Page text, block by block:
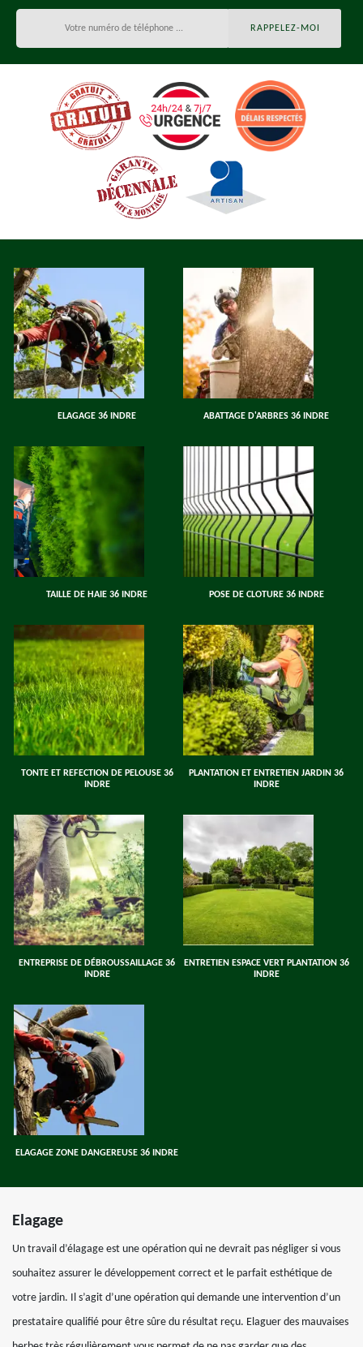
ELAGAGE 36 INDRE ABATTAGE D'ARBRES 36 INDRE
TAILLE DE HAIE 36 INDRE POSE DE CLOTURE 36 INDRE
TONTE ET REFECTION DE PELOUSE 36
INDRE
PLANTATION ET ENTRETIEN JARDIN 36
INDRE
ENTREPRISE DE DÉBROUSSAILLAGE 36
INDRE
ENTRETIEN ESPACE VERT PLANTATION 36
INDRE
ELAGAGE ZONE DANGEREUSE 36 INDRE
Elagage
Un travail d’élagage est une opération qui ne devrait pas négliger si vous
souhaitez assurer le développement correct et le parfait esthétique de
votre jardin. Il s’agit d’une opération qui demande une intervention d’un
prestataire qualifié pour être sûre du résultat reçu. Elaguer des mauvaises